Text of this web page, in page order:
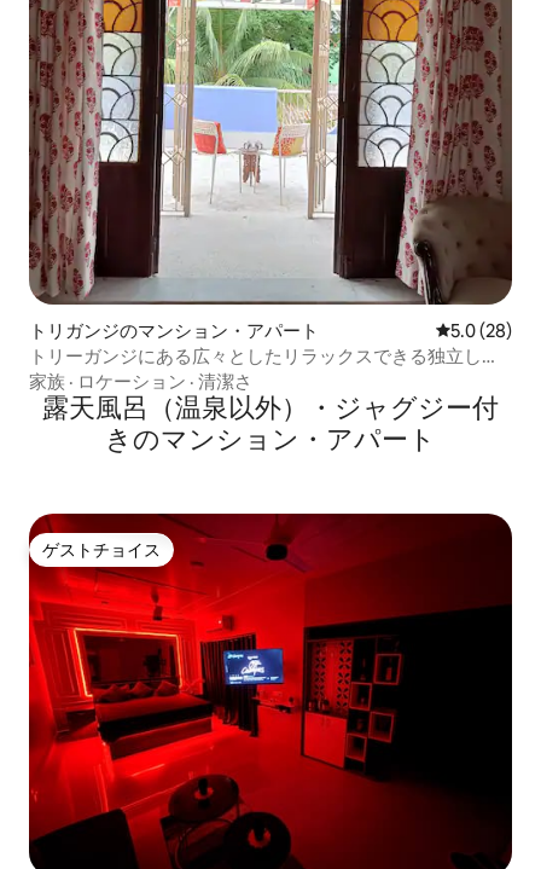
トリガンジのマンション・アパート レビュー28
5.0 (28)
トリーガンジにある広々としたリラックスできる独立した
フラット
家族 · ロケーション · 清潔さ
露天風呂（温泉以外）・ジャグジー付
きのマンション・アパート
ゲストチョイス
ゲストチョイス